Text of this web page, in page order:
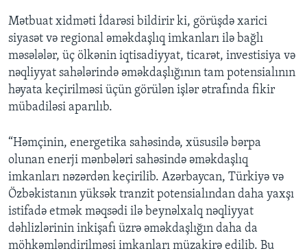
Mətbuat xidməti İdarəsi bildirir ki, görüşdə xarici
siyasət və regional əməkdaşlıq imkanları ilə bağlı
məsələlər, üç ölkənin iqtisadiyyat, ticarət, investisiya və
nəqliyyat sahələrində əməkdaşlığının tam potensialının
həyata keçirilməsi üçün görülən işlər ətrafında fikir
mübadiləsi aparılıb.
“Həmçinin, energetika sahəsində, xüsusilə bərpa
olunan enerji mənbələri sahəsində əməkdaşlıq
imkanları nəzərdən keçirilib. Azərbaycan, Türkiyə və
Özbəkistanın yüksək tranzit potensialından daha yaxşı
istifadə etmək məqsədi ilə beynəlxalq nəqliyyat
dəhlizlərinin inkişafı üzrə əməkdaşlığın daha da
möhkəmləndirilməsi imkanları müzakirə edilib. Bu